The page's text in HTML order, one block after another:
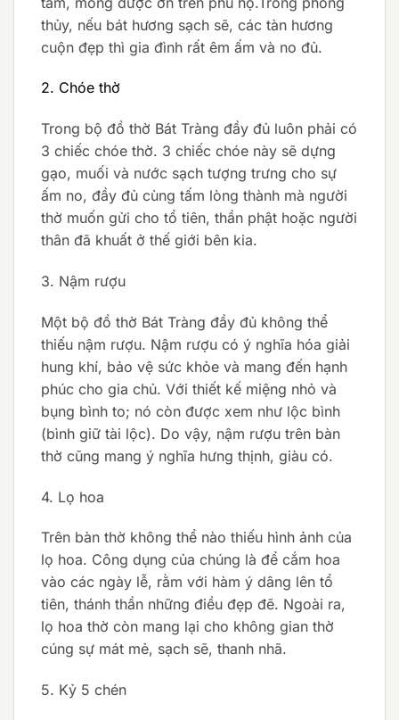
thủy, nếu bát hương sạch sẽ, các tàn hương
cuộn đẹp thì gia đình rất êm ấm và no đủ.
2. Chóe thờ
Trong bộ đồ thờ Bát Tràng đầy đủ luôn phải có
3 chiếc chóe thờ. 3 chiếc chóe này sẽ dựng
gạo, muối và nước sạch tượng trưng cho sự
ấm no, đầy đủ cùng tấm lòng thành mà người
thờ muốn gửi cho tổ tiên, thần phật hoặc người
thân đã khuất ở thế giới bên kia.
3. Nậm rượu
Một bộ đồ thờ Bát Tràng đầy đủ không thể
thiếu nậm rượu. Nậm rượu có ý nghĩa hóa giải
hung khí, bảo vệ sức khỏe và mang đến hạnh
phúc cho gia chủ. Với thiết kế miệng nhỏ và
bụng bình to; nó còn được xem như lộc bình
(bình giữ tài lộc). Do vậy, nậm rượu trên bàn
thờ cũng mang ý nghĩa hưng thịnh, giàu có.
4. Lọ hoa
Trên bàn thờ không thể nào thiếu hình ảnh của
lọ hoa. Công dụng của chúng là để cắm hoa
vào các ngày lễ, rằm với hàm ý dâng lên tổ
tiên, thánh thần những điều đẹp đẽ. Ngoài ra,
lọ hoa thờ còn mang lại cho không gian thờ
cúng sự mát mẻ, sạch sẽ, thanh nhã.
5. Kỷ 5 chén